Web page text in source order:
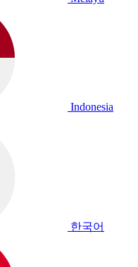
Indonesia
한국어